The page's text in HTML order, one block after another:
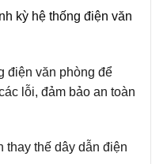
kỳ hệ thống điện văn
điện văn phòng để
lỗi, đảm bảo an toàn
thay thế dây dẫn điện